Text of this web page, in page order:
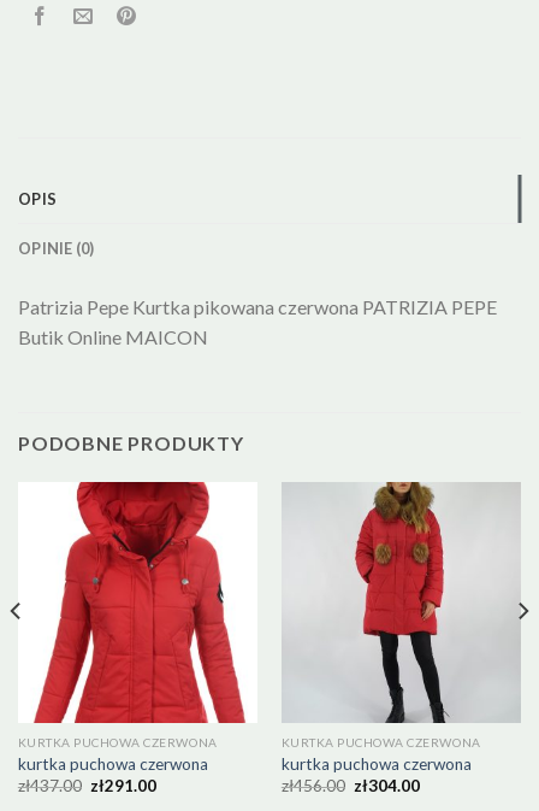
OPIS
OPINIE (0)
Patrizia Pepe Kurtka pikowana czerwona PATRIZIA PEPE
Butik Online MAICON
PODOBNE PRODUKTY
KURTKA PUCHOWA CZERWONA
kurtka puchowa czerwona
zł437.00 zł291.00
KURTKA PUCHOWA CZERWONA
kurtka puchowa czerwona
zł456.00 zł304.00